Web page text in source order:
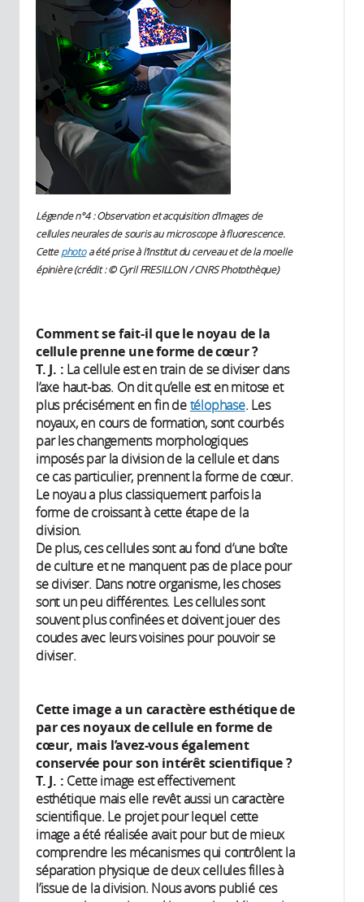
Légende n°4 : Observation et acquisition d'images de
cellules neurales de souris au microscope à fluorescence.
Cettephotoa été prise à l’Institut du cerveau et de la moelle
épinière (crédit : © Cyril FRESILLON / CNRS Photothèque)
Comment se fait-il que le noyau de la
cellule prenne une forme de cœur ?
T. J. : La cellule est en train de se diviser dans
l’axe haut-bas. On dit qu’elle est en mitose et
plus précisément en fin detélophase. Les
noyaux, en cours de formation, sont courbés
par les changements morphologiques
imposés par la division de la cellule et dans
ce cas particulier, prennent la forme de cœur.
Le noyau a plus classiquement parfois la
forme de croissant à cette étape de la
division.
De plus, ces cellules sont au fond d’une boîte
de culture et ne manquent pas de place pour
se diviser. Dans notre organisme, les choses
sont un peu différentes. Les cellules sont
souvent plus confinées et doivent jouer des
coudes avec leurs voisines pour pouvoir se
diviser.
Cette image a un caractère esthétique de
par ces noyaux de cellule en forme de
cœur, mais l’avez-vous également
conservée pour son intérêt scientifique ?
T. J. : Cette image est effectivement
esthétique mais elle revêt aussi un caractère
scientifique. Le projet pour lequel cette
image a été réalisée avait pour but de mieux
comprendre les mécanismes qui contrôlent la
séparation physique de deux cellules filles à
l’issue de la division. Nous avons publié ces